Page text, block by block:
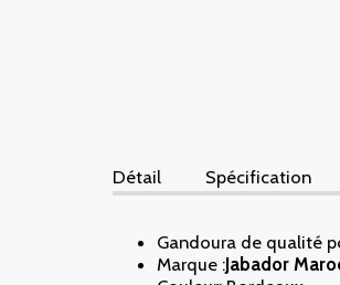
Détail Spécification
Gandoura de qualité
Marque :Jabador